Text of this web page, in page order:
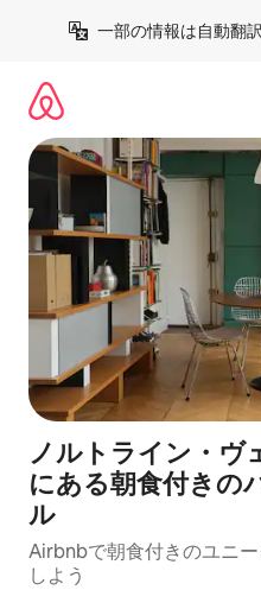
一部の情報は自動翻
ノルトライン・ヴ
にある朝食付きの
ル
Airbnbで朝食付きのユニ
しよう